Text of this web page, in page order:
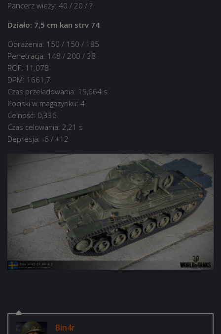
Pancerz wieży: 40 / 20 / ?
Działo: 7,5 cm kan strv 74
Obrażenia: 150 / 150 / 185
Penetracja: 148 / 200 / 38
ROF: 11,078
DPM: 1661,7
Czas przeładowania: 15,664 s
Pociski w magazynku: 4
Celność: 0,336
Czas celowania: 2,21 s
Depresja: -6 / +12
Bin4r